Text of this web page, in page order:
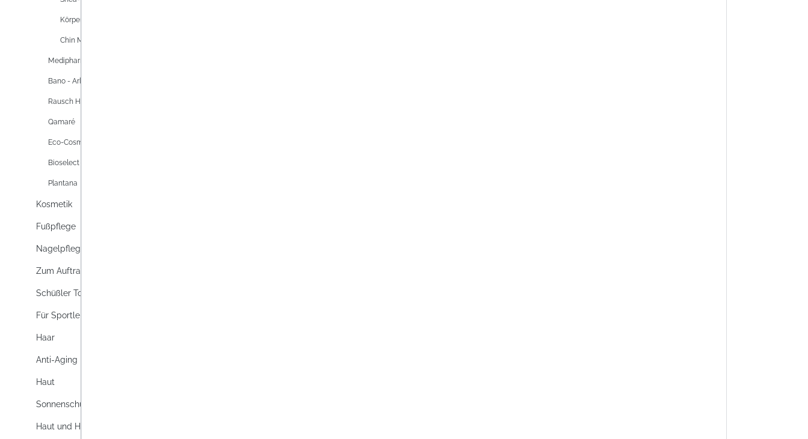
Körperpflege Styx
Chin Min
Medipharma cosmetics - Olivenöl
Bano - Arlberger Naturprodukte
Rausch Herbaderm
Qamaré
Eco-Cosmetics
Bioselect
Plantana
Kosmetik
Fußpflege
Nagelpflege
Zum Auftragen
Schüßler Topics
Für Sportler
Haar
Anti-Aging
Haut
Sonnenschutz
Haut und Haar